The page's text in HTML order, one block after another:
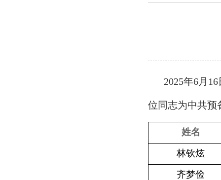
2025年6月
位同志为中共预
姓名
林钦炫
齐梦俭